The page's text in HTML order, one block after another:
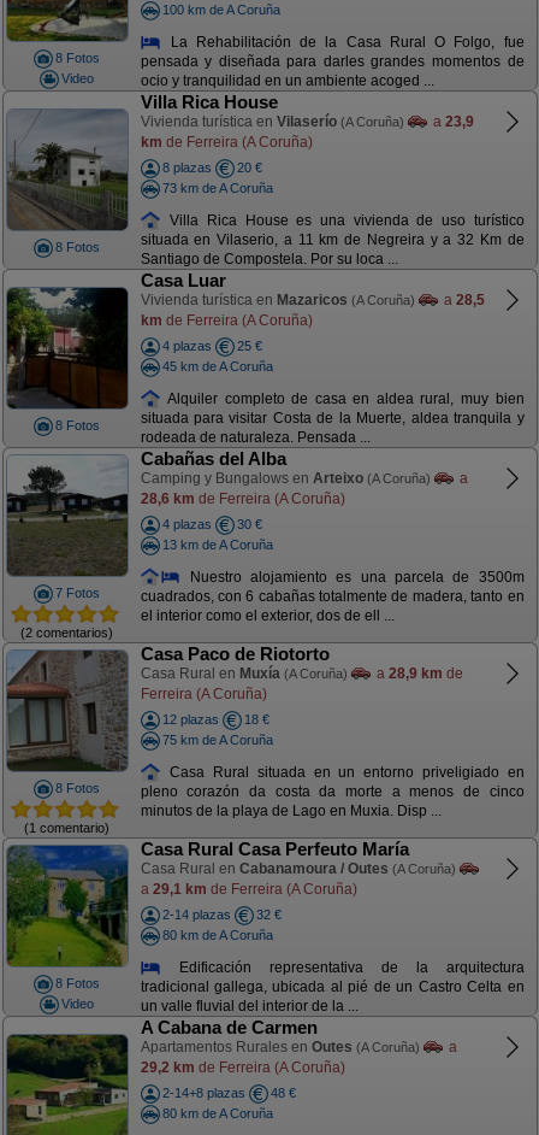
8 Fotos
Video
100 km de A Coruña
La Rehabilitación de la Casa Rural O Folgo, fue
pensada y diseñada para darles grandes momentos de
ocio y tranquilidad en un ambiente acoged ...
8 Fotos
Villa Rica House
Vivienda turística en Vilaserío (A Coruña) a 23,9
km de Ferreira (A Coruña)
8 plazas
20 €
73 km de A Coruña
Villa Rica House es una vivienda de uso turístico
situada en Vilaserio, a 11 km de Negreira y a 32 Km de
Santiago de Compostela. Por su loca ...
8 Fotos
Casa Luar
Vivienda turística en Mazaricos (A Coruña) a 28,5
km de Ferreira (A Coruña)
4 plazas
25 €
45 km de A Coruña
Alquiler completo de casa en aldea rural, muy bien
situada para visitar Costa de la Muerte, aldea tranquila y
rodeada de naturaleza. Pensada ...
7 Fotos
(2 comentarios)
Cabañas del Alba
Camping y Bungalows en Arteixo (A Coruña)
a
28,6 km de Ferreira (A Coruña)
4 plazas
30 €
13 km de A Coruña
Nuestro alojamiento es una parcela de 3500m
cuadrados, con 6 cabañas totalmente de madera, tanto en
el interior como el exterior, dos de ell ...
8 Fotos
(1 comentario)
Casa Paco de Riotorto
Casa Rural en Muxía (A Coruña) a 28,9 km de
Ferreira (A Coruña)
12 plazas
18 €
75 km de A Coruña
Casa Rural situada en un entorno priveligiado en
pleno corazón da costa da morte a menos de cinco
minutos de la playa de Lago en Muxia. Disp ...
8 Fotos
Video
Casa Rural Casa Perfeuto María
Casa Rural en Cabanamoura / Outes (A Coruña)
a 29,1 km de Ferreira (A Coruña)
2-14 plazas
32 €
80 km de A Coruña
Edificación representativa de la arquitectura
tradicional gallega, ubicada al pié de un Castro Celta en
un valle fluvial del interior de la ...
A Cabana de Carmen
Apartamentos Rurales en Outes (A Coruña)
a
29,2 km de Ferreira (A Coruña)
2-14+8 plazas
48 €
80 km de A Coruña